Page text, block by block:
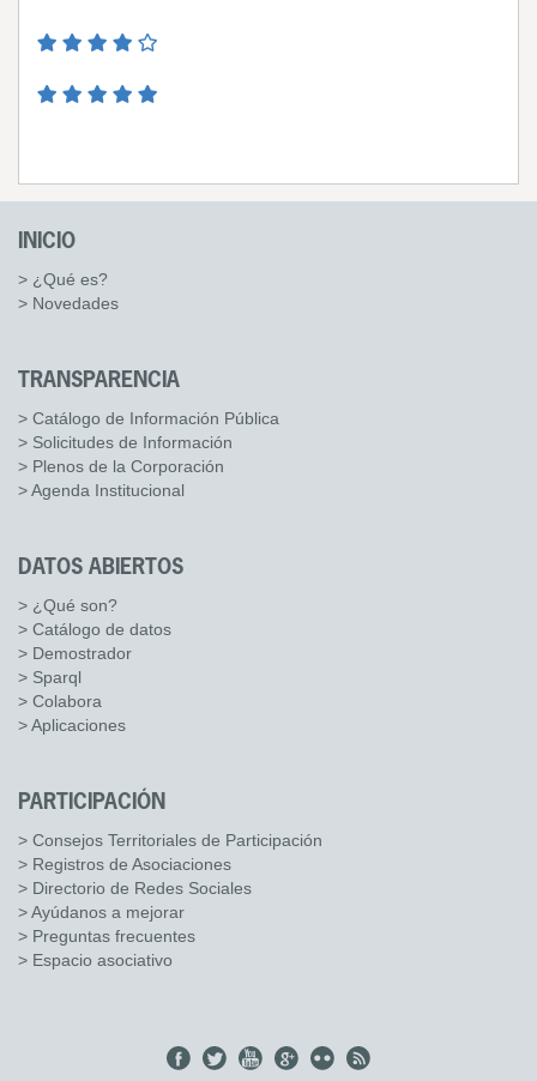
INICIO
> ¿Qué es?
> Novedades
TRANSPARENCIA
> Catálogo de Información Pública
> Solicitudes de Información
> Plenos de la Corporación
> Agenda Institucional
DATOS ABIERTOS
> ¿Qué son?
> Catálogo de datos
> Demostrador
> Sparql
> Colabora
> Aplicaciones
PARTICIPACIÓN
> Consejos Territoriales de Participación
> Registros de Asociaciones
> Directorio de Redes Sociales
> Ayúdanos a mejorar
> Preguntas frecuentes
> Espacio asociativo